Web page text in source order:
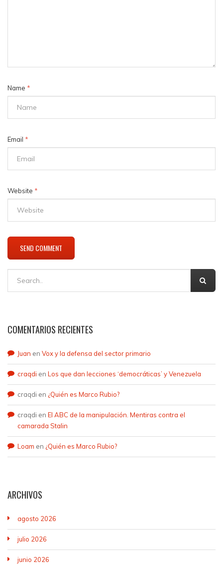
Name *
Email *
Website *
COMENTARIOS RECIENTES
Juan en Vox y la defensa del sector primario
craqdi en Los que dan lecciones ‘democráticas’ y Venezuela
craqdi en ¿Quién es Marco Rubio?
craqdi en El ABC de la manipulación. Mentiras contra el
camarada Stalin
Loam en ¿Quién es Marco Rubio?
ARCHIVOS
agosto 2026
julio 2026
junio 2026